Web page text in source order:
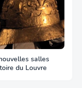
salles
du Louvre